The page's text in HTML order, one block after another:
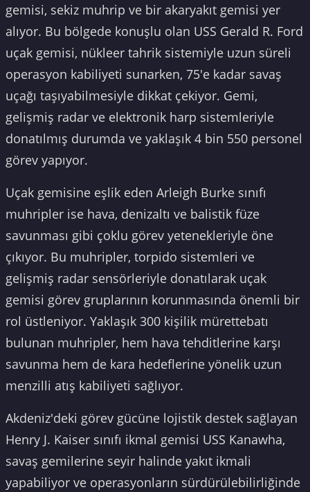
gemisi, sekiz muhrip ve bir akaryakıt gemisi yer
alıyor. Bu bölgede konuşlu olan USS Gerald R. Ford
uçak gemisi, nükleer tahrik sistemiyle uzun süreli
operasyon kabiliyeti sunarken, 75'e kadar savaş
uçağı taşıyabilmesiyle dikkat çekiyor. Gemi,
gelişmiş radar ve elektronik harp sistemleriyle
donatılmış durumda ve yaklaşık 4 bin 550 personel
görev yapıyor.
Uçak gemisine eşlik eden Arleigh Burke sınıfı
muhripler ise hava, denizaltı ve balistik füze
savunması gibi çoklu görev yetenekleriyle öne
çıkıyor. Bu muhripler, torpido sistemleri ve
gelişmiş radar sensörleriyle donatılarak uçak
gemisi görev gruplarının korunmasında önemli bir
rol üstleniyor. Yaklaşık 300 kişilik mürettebatı
bulunan muhripler, hem hava tehditlerine karşı
savunma hem de kara hedeflerine yönelik uzun
menzilli atış kabiliyeti sağlıyor.
Akdeniz'deki görev gücüne lojistik destek sağlayan
Henry J. Kaiser sınıfı ikmal gemisi USS Kanawha,
savaş gemilerine seyir halinde yakıt ikmali
yapabiliyor ve operasyonların sürdürülebilirliğinde